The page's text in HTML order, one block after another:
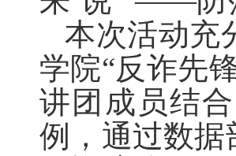
本次活动充
学院“反诈先
讲团成员结
例，通过数